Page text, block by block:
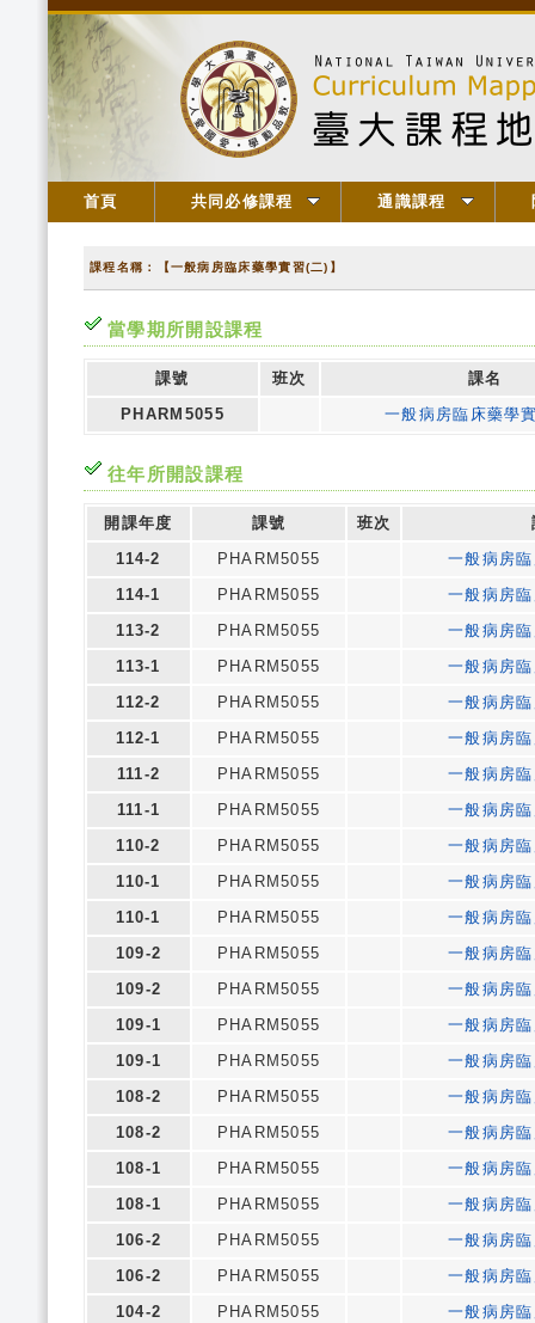
首頁 共同必修課程 通識課程
課程名稱：【一般病房臨床藥學實習(二)】
當學期所開設課程
課號 班次
課名
PHARM5055
一般病房臨床藥學
往年所開設課程
開課年度 課號 班次
114-2
PHARM5055
一般病房
114-1
PHARM5055
一般病房
113-2
PHARM5055
一般病房
113-1
PHARM5055
一般病房
112-2
PHARM5055
一般病房
112-1
PHARM5055
一般病房
111-2
PHARM5055
一般病房
111-1
PHARM5055
一般病房
110-2
PHARM5055
一般病房
110-1
PHARM5055
一般病房
110-1
PHARM5055
一般病房
109-2
PHARM5055
一般病房
109-2
PHARM5055
一般病房
109-1
PHARM5055
一般病房
109-1
PHARM5055
一般病房
108-2
PHARM5055
一般病房
108-2
PHARM5055
一般病房
108-1
PHARM5055
一般病房
108-1
PHARM5055
一般病房
106-2
PHARM5055
一般病房
106-2
PHARM5055
一般病房
104-2
PHARM5055
一般病房